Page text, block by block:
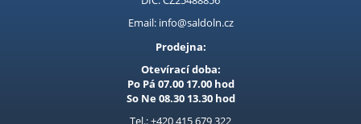
Prodejna LOUNY - nezařazené
Pracovní oděvy
Email: info@saldoln.cz
Prodejna:
Otevírací doba:
Po Pá 07.00 17.00 hod
So Ne 08.30 13.30 hod
Tel.: +420 415 679 322